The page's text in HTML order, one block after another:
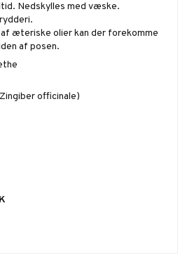
Nedskylles med væske.
æteriske olier kan der forekomme
af posen.
officinale)